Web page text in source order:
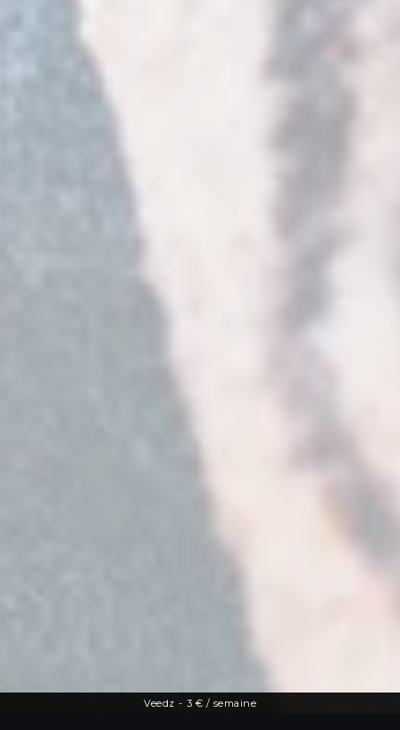
Veedz - 3 € / semaine